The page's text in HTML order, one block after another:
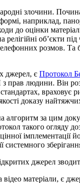
злочини.
наприклад,
до оцінки
релігійні об’єкти
розмов.
джерел, є Протокол
людини. Він
доказу
алгоритм за цим
такого огляду
імплементації
системного
джерел
матеріали, є